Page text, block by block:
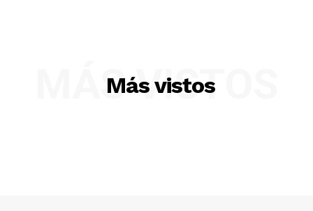
Diario los Andes
Más vistos
MÁS VISTOS